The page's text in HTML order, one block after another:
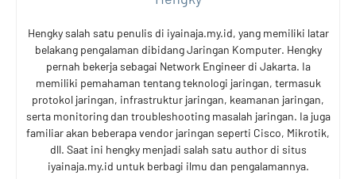
Hengky salah satu penulis di iyainaja.my.id, yang memiliki latar
belakang pengalaman dibidang Jaringan Komputer. Hengky
pernah bekerja sebagai Network Engineer di Jakarta. Ia
memiliki pemahaman tentang teknologi jaringan, termasuk
protokol jaringan, infrastruktur jaringan, keamanan jaringan,
serta monitoring dan troubleshooting masalah jaringan. Ia juga
familiar akan beberapa vendor jaringan seperti Cisco, Mikrotik,
dll. Saat ini hengky menjadi salah satu author di situs
iyainaja.my.id untuk berbagi ilmu dan pengalamannya.